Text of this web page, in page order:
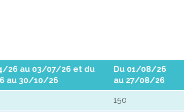
26 au 03/07/26 et du
au 30/10/26
Du 01/08/26
au 27/08/26
150